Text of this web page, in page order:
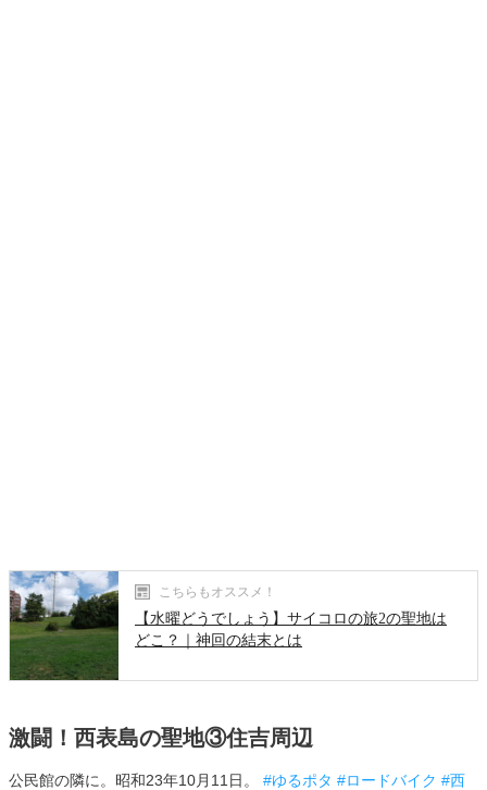
こちらもオススメ！
【水曜どうでしょう】サイコロの旅2の聖地は
どこ？｜神回の結末とは
激闘！西表島の聖地③住吉周辺
公民館の隣に。昭和23年10月11日。 #ゆるポタ #ロードバイク #西